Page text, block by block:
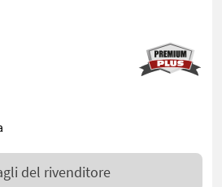
del rivenditore